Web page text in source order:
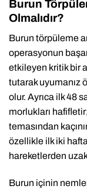
Burun
Olmalıdır?
Burun törpüleme
operasyonun
etkileyen kritik bir
tutarak uyumanız
olur. Ayrıca ilk 48
morlukları
temasından
özellikle ilk iki
hareketlerden uzak
Burun içinin